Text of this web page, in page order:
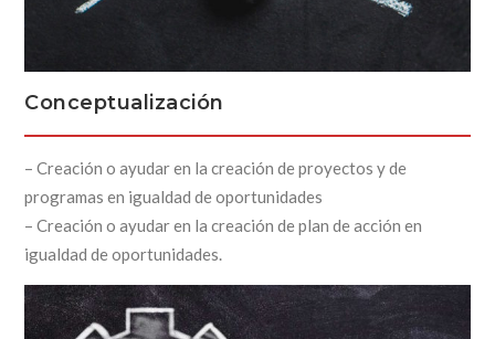
Conceptualización
– Creación o ayudar en la creación de proyectos y de
programas en igualdad de oportunidades
– Creación o ayudar en la creación de plan de acción en
igualdad de oportunidades.